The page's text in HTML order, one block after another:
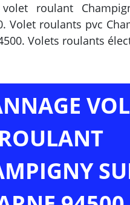
roulant
Volet roulants pvc
Volets roulants
ROULANT